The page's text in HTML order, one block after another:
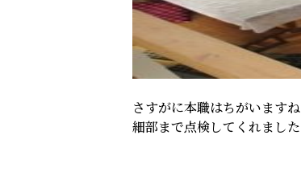
さすがに本職はちがいますね
細部まで点検してくれました